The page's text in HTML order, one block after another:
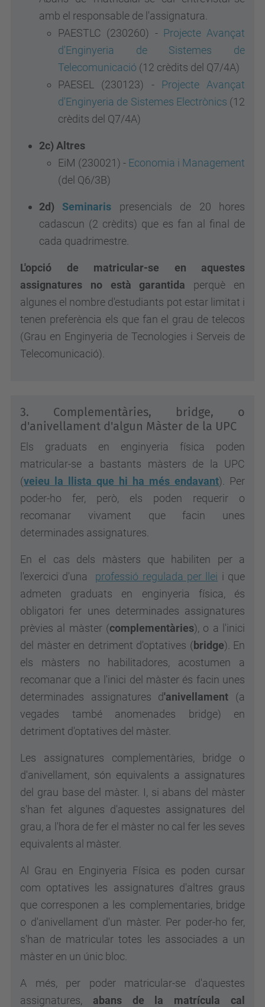
amb el responsable de l'assignatura.
PAESTLC (230260) - Projecte Avançat
d'Enginyeria de Sistemes de
Telecomunicació (12 crèdits del Q7/4A)
PAESEL (230123) - Projecte Avançat
d'Enginyeria de Sistemes Electrònics (12
crèdits del Q7/4A)
2c) Altres
EiM (230021) - Economia i Management
(del Q6/3B)
2d) Seminaris presencials de 20 hores
cadascun (2 crèdits) que es fan al final de
cada quadrimestre.
L'opció de matricular-se en aquestes
assignatures no està garantida perquè en
algunes el nombre d'estudiants pot estar limitat i
tenen preferència els que fan el grau de telecos
(Grau en Enginyeria de Tecnologies i Serveis de
Telecomunicació).
3. Complementàries, bridge, o
d'anivellament d'algun Màster de la UPC
Els graduats en enginyeria física poden
matricular-se a bastants màsters de la UPC
(veieu la llista que hi ha més endavant). Per
poder-ho fer, però, els poden requerir o
recomanar vivament que facin unes
determinades assignatures.
En el cas dels màsters que habiliten per a
l'exercici d'una professió regulada per llei i que
admeten graduats en enginyeria física, és
obligatori fer unes determinades assignatures
prèvies al màster (complementàries), o a l'inici
del màster en detriment d'optatives (bridge). En
els màsters no habilitadores, acostumen a
recomanar que a l'inici del màster és facin unes
determinades assignatures
d'anivellament (a
vegades també anomenades bridge) en
detriment d'optatives del màster.
Les assignatures complementàries, bridge o
d'anivellament, són equivalents a assignatures
del grau base del màster. I, si abans del màster
s'han fet algunes d'aquestes assignatures del
grau, a l'hora de fer el màster no cal fer les seves
equivalents al màster.
Al Grau en Enginyeria Física es poden cursar
com optatives les assignatures d'altres graus
que corresponen a les complementaries, bridge
o d'anivellament d'un màster. Per poder-ho fer,
s'han de matricular totes les associades a un
màster en un únic bloc.
A més, per poder matricular-se d'aquestes
assignatures, abans de la matrícula cal